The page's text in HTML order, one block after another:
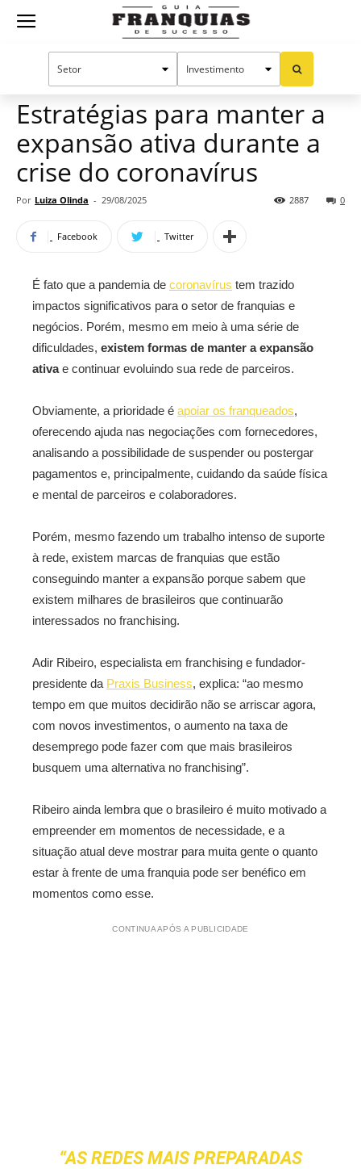
Guia
Manual do sucesso
Estratégias para manter a
expansão ativa durante a
crise do coronavírus
Por Luiza Olinda - 29/08/2025 0
2887
Facebook Twitter
É fato que a pandemia de coronavírus tem trazido
impactos significativos para o setor de franquias e
negócios. Porém, mesmo em meio à uma série de
dificuldades, existem formas de manter a expansão
ativae continuar evoluindo sua rede de parceiros.
Obviamente, a prioridade é apoiar os franqueados,
oferecendo ajuda nas negociações com fornecedores,
analisando a possibilidade de suspender ou postergar
pagamentos e, principalmente, cuidando da saúde física
e mental de parceiros e colaboradores.
Porém, mesmo fazendo um trabalho intenso de suporte
à rede, existem marcas de franquias que estão
conseguindo manter a expansão porque sabem que
existem milhares de brasileiros que continuarão
interessados no franchising.
Adir Ribeiro, especialista em franchising e fundador-
presidente da Praxis Business, explica: “ao mesmo
tempo em que muitos decidirão não se arriscar agora,
com novos investimentos, o aumento na taxa de
desemprego pode fazer com que mais brasileiros
busquem uma alternativa no franchising”.
Ribeiro ainda lembra que o brasileiro é muito motivado a
empreender em momentos de necessidade, e a
situação atual deve mostrar para muita gente o quanto
estar à frente de uma franquia pode ser benéfico em
momentos como esse.
CONTINUA APÓS A PUBLICIDADE
“AS REDES MAIS PREPARADAS